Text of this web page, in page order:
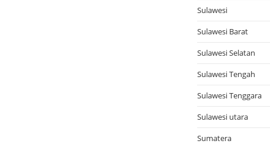
Sulawesi
Sulawesi Barat
Sulawesi Selatan
Sulawesi Tengah
Sulawesi Tenggara
Sulawesi utara
Sumatera